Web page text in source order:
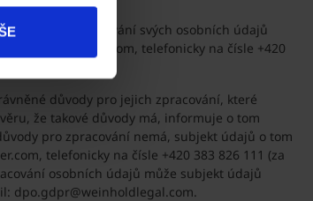
proti zpracování svých osobních údajů
telefonicky na čísle +420
důvody pro jejich zpracování, které
že takové důvody má, informuje o tom
pro zpracování nemá, subjekt údajů o tom
telefonicky na čísle +420 383 826 111 (za
osobních údajů může subjekt údajů
dpo.gdpr@weinholdlegal.com.